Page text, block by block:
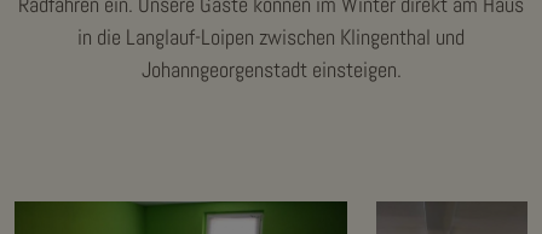
in die Langlauf-Loipen zwischen Klingenthal und
Johanngeorgenstadt einsteigen.